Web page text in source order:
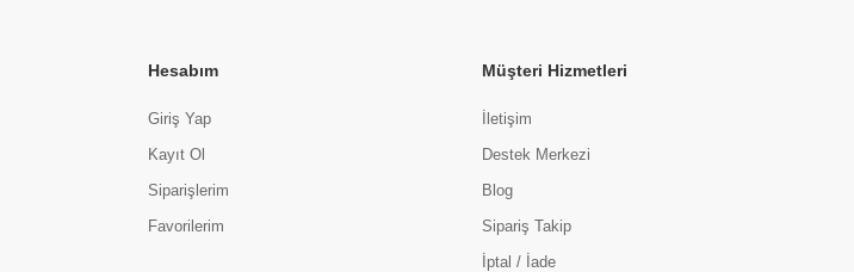
Hesabım
Giriş Yap
Kayıt Ol
Siparişlerim
Favorilerim
Müşteri Hizmetleri
İletişim
Destek Merkezi
Blog
Sipariş Takip
İptal / İade